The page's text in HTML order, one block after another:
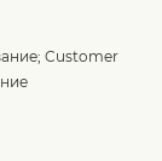
; Customer